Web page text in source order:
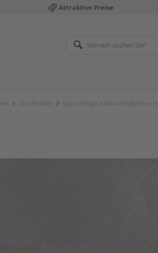
Attraktive Preise